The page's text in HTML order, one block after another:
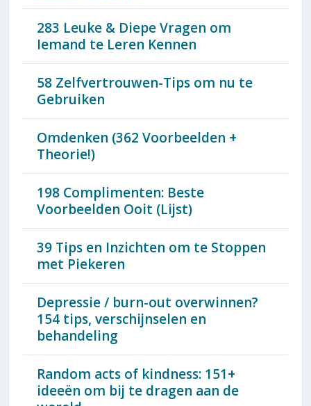
283 Leuke & Diepe Vragen om
Iemand te Leren Kennen
58 Zelfvertrouwen-Tips om nu te
Gebruiken
Omdenken (362 Voorbeelden +
Theorie!)
198 Complimenten: Beste
Voorbeelden Ooit (Lijst)
39 Tips en Inzichten om te Stoppen
met Piekeren
Depressie / burn-out overwinnen?
154 tips, verschijnselen en
behandeling
Random acts of kindness: 151+
ideeën om bij te dragen aan de